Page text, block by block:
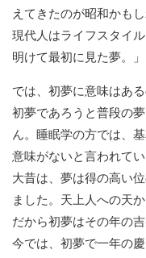
えてきたのが昭和かもし
現代人はライフスタイ
明けて最初に見た夢。
では、初夢に意味はあ
初夢であろうと普段の
ん。睡眠学の方では、
意味がないと言われて
大昔は、夢は得の高い
ました。天上人への天
だから初夢はその年の
今では、初夢で一年の